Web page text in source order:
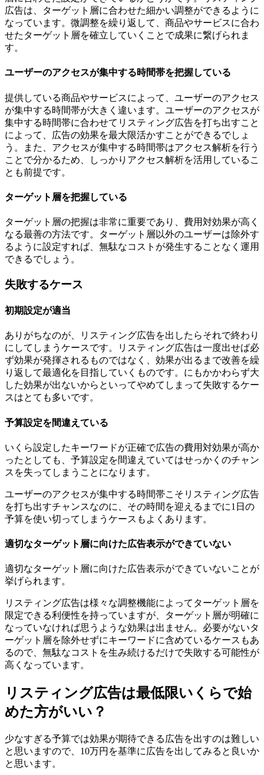
広告は、ターゲット層に合わせた細かい調整ができるように
なっています。微調整を繰り返して、商品やサービスに合わ
せたターゲット層を確立していくことで成果に繋げられま
す。
ユーザーのアクセスが集中する時間帯を把握している
提供している商品やサービスによって、ユーザーのアクセス
が集中する時間帯が大きく違います。 ユーザーのアクセスが
集中する時間帯に合わせてリスティング広告を打ち出すこと
によって、広告の効果を最大限活かすことができるでしょ
う。また、アクセスが集中する時間帯はアクセス解析を行う
ことで分かるため、しっかりアクセス解析を活用しているこ
とも前提です。
ターゲット層を把握している
ターゲット層の把握は非常に重要であり、費用対効果が高く
なる最善の方法です。ターゲット層以外のユーザーは除外す
るように設定すれば、無駄なコストが発生することなく運用
できるでしょう。
失敗するケース
初期設定が適当
ありがちなのが、リスティング広告を出したらそれで終わり
にしてしまうケースです。
リスティング広告は一度出せば必
ず効果が発揮されるものではなく、効果が出るまで改善を繰
り返して最適化を目指していくものです。にもかかわらず大
した効果が出ないからといってやめてしまって失敗するケー
スはとても多いです。
予算設定を間違えている
いくら設定したキーワードが正確で広告の費用対効果が高か
ったとしても、予算設定を間違えていてはせっかくのチャン
スを失ってしまうことになります。
ユーザーのアクセスが集中する時間帯こそリスティング広告
を打ち出すチャンスなのに、その時間を迎えるまでに1日の
予算を使い切ってしまうケースもよくあります。
適切なターゲット層に向けた広告表示ができていない
適切なターゲット層に向けた広告表示ができていないことが
挙げられます。
リスティング広告は様々な調整機能によってターゲット層を
限定できる利便性を持っていますが、ターゲット層が明確に
なっていなければ思うような効果は出ません。 必要がないタ
ーゲット層を除外せずにキーワードに含めているケースもあ
るので、無駄なコストを生み続けるだけで失敗する可能性が
高くなっています。
リスティング広告は最低限いくらで始
めた方がいい？
少なすぎる予算では効果が期待できる広告を出すのは難しい
と思いますので、10万円を基準に広告を出してみると良いか
と思います。